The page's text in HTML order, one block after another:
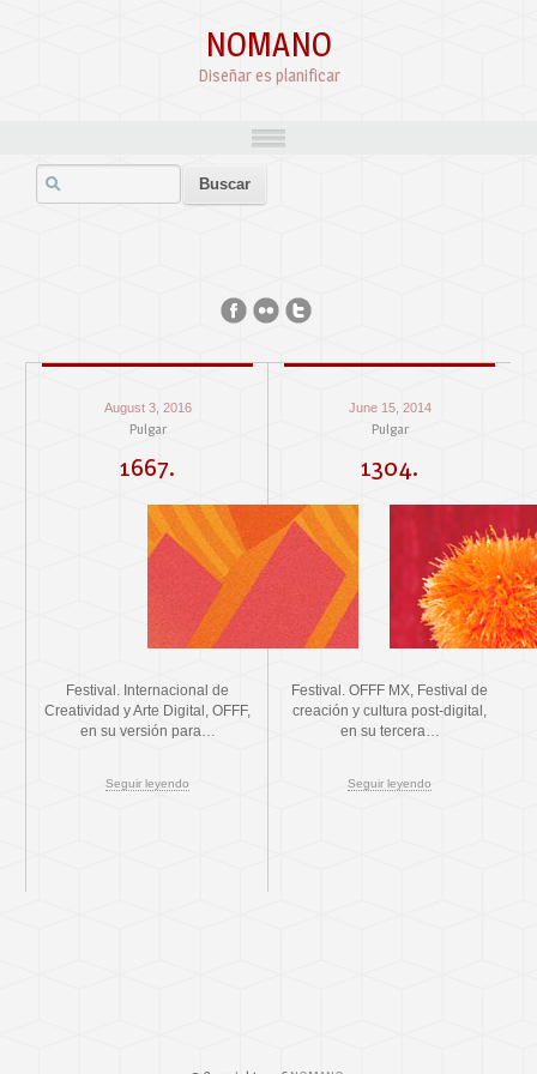
NOMANO
Diseñar es planificar
August 3, 2016
Pulgar
1667.
Festival. Internacional de
Creatividad y Arte Digital, OFFF,
en su versión para…
Seguir leyendo
June 15, 2014
Pulgar
1304.
Festival. OFFF MX, Festival de
creación y cultura post-digital,
en su tercera…
Seguir leyendo